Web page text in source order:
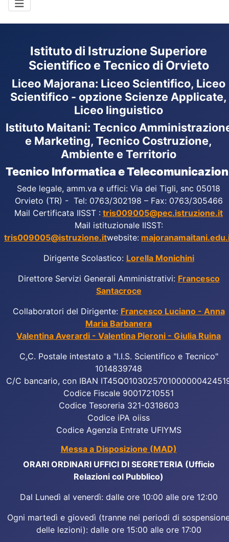
Istituto di Istruzione Superiore
Scientifico e Tecnico di Orvieto
Liceo Majorana: Liceo Scientifico, Liceo
Scientifico - opzione Scienze Applicate,
Liceo linguistico
Istituto Maitani: Tecnico
e Marketing, Tecnico Costruzione,
Ambiente e Territorio
Tecnico Informatica e
Sede legale, amm.va e uffici: Via dei Tigli, snc 05018
Orvieto (TR) - Tel: 0763/302198 – Fax: 0763/305466
Mail Certificata IISST : tris009005@pec.istruzione.it
Mail istituzionale IISST:
tris009005@istruzione.itwebsite:
Dirigente Scolastico: Lorella Monichini
Direttore Servizi Generali Amministrativi: Francesco
Santacroce
Collaboratori del Dirigente: Francesco Luciano - Anna
Maria Barbanera
Valentina Averardi - Valentina Pieroni - Giulia Ruina
C.C. Postale intestato a "I.I.S. Scientifico e Tecnico"
1014839748
C/C bancario, con IBAN
Codice Fiscale 90017210551
Codice Tesoreria 321-0318603
Codice iPA oiiss
Codice Agenzia Entrate UFIYMS
Messa a Disposizione (MAD)
ORARI ORDINARI UFFICI DI SEGRETERIA (Ufficio
Relazioni col Pubblico)
Dal Lunedì al venerdì: dalle ore 10:00 alle ore 12:00
Ogni martedì e giovedì (tranne nei periodi di
delle lezioni): dalle ore 15:00 alle ore 17:00